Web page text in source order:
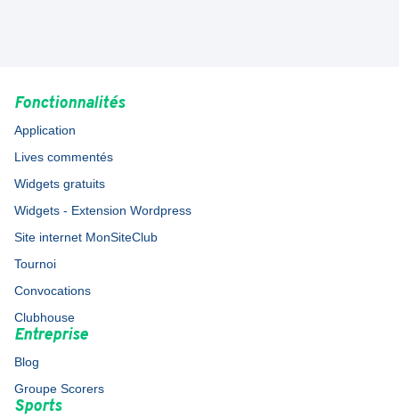
Fonctionnalités
Application
Lives commentés
Widgets gratuits
Widgets - Extension Wordpress
Site internet MonSiteClub
Tournoi
Convocations
Clubhouse
Entreprise
Blog
Groupe Scorers
Sports